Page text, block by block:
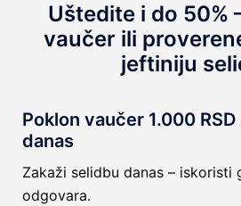
Uštedite i do 50%
vaučer ili
jeftiniju
Poklon vaučer 1.000
danas
Zakaži selidbu danas – iskoristi
odgovara.